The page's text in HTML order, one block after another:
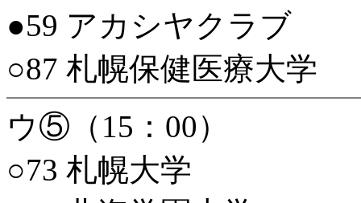
●59 アカシヤクラブ
○87 札幌保健医療大学
ウ⑤（15：00）
○73 札幌大学